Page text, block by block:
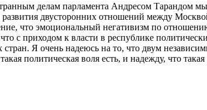
делам парламента Андресом Тарандом
двусторонних отношений между
что эмоциональный негативизм по
с приходом к власти в республике
Я очень надеюсь на то, что двум
политическая воля есть, и надежду, что